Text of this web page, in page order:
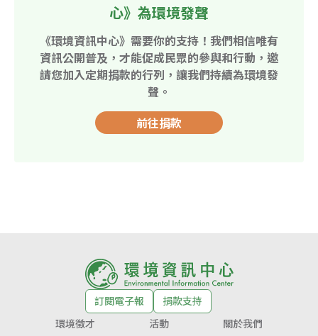
心》為環境發聲
《環境資訊中心》需要你的支持！我們相信唯有
資訊公開普及，才能促成民眾的參與和行動，邀
請您加入定期捐款的行列，讓我們持續為環境發
聲。
前往捐款
訂閱電子報
捐款支持
環境徵才
活動
關於我們